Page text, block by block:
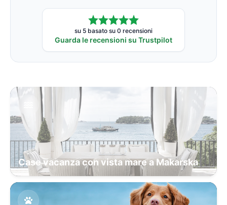
su 5 basato su 0 recensioni
Guarda le recensioni su Trustpilot
Case vacanza con vista mare a Makarska